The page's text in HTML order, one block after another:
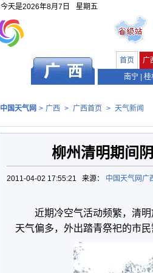
今天是2026年8月7日 星期五
首页
广
南宁
桂
中国天气网 > 广西 > 广西首页 > 天气新闻
柳州清明期间
2011-04-02 17:55:21 来源： 中国天气网广
近期冷空气活动频繁，清
天气偏多，外出踏青祭祀的市